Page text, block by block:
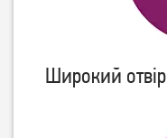
Праска Zelmer ZIR 3210
грн
Широкий